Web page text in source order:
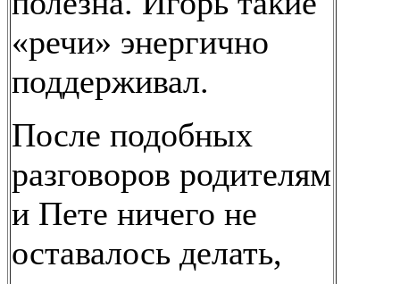
«речи» энергично
поддерживал.
После подобных
разговоров родителям
и Пете ничего не
оставалось делать,